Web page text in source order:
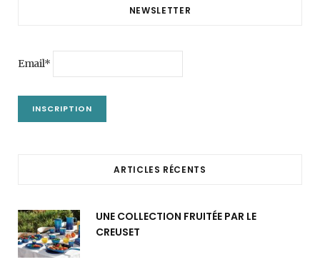
NEWSLETTER
Email*
ARTICLES RÉCENTS
UNE COLLECTION FRUITÉE PAR LE
CREUSET